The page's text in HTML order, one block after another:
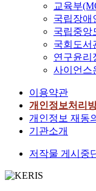
교육부
국립장애
국립중앙
국회도서
연구윤리
사이언스
이용약관
개인정보처리
개인정보 재동
기관소개
저작물 게시중